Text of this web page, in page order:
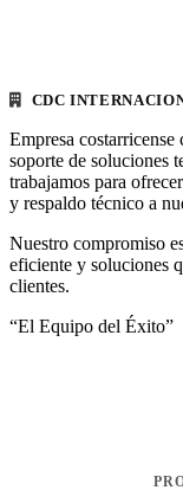
CDC
Empresa
soporte de soluciones
trabajamos para
y respaldo técnico a
Nuestro compromiso
eficiente y soluciones
clientes.
“El Equipo del Éxito”